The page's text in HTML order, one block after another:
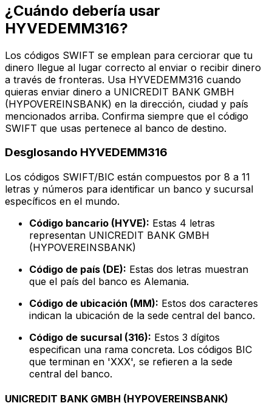
¿Cuándo debería usar
HYVEDEMM316?
Los códigos SWIFT se emplean para cerciorar que tu
dinero llegue al lugar correcto al enviar o recibir dinero
a través de fronteras. Usa HYVEDEMM316 cuando
quieras enviar dinero a UNICREDIT BANK GMBH
(HYPOVEREINSBANK) en la dirección, ciudad y país
mencionados arriba. Confirma siempre que el código
SWIFT que usas pertenece al banco de destino.
Desglosando HYVEDEMM316
Los códigos SWIFT/BIC están compuestos por 8 a 11
letras y números para identificar un banco y sucursal
específicos en el mundo.
Código bancario (HYVE): Estas 4 letras
representan UNICREDIT BANK GMBH
(HYPOVEREINSBANK)
Código de país (DE): Estas dos letras muestran
que el país del banco es Alemania.
Código de ubicación (MM): Estos dos caracteres
indican la ubicación de la sede central del banco.
Código de sucursal (316): Estos 3 dígitos
especifican una rama concreta. Los códigos BIC
que terminan en 'XXX', se refieren a la sede
central del banco.
UNICREDIT BANK GMBH (HYPOVEREINSBANK)